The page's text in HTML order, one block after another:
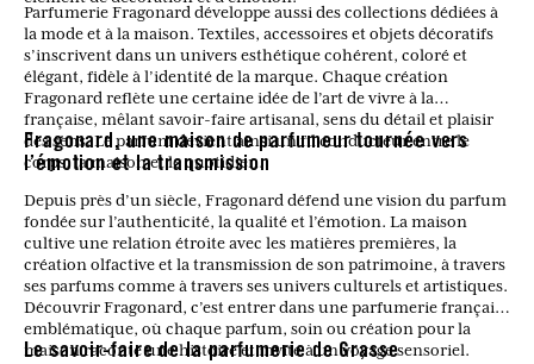
Parfumerie Fragonard développe aussi des collections dédiées à
la mode et à la maison. Textiles, accessoires et objets décoratifs
s’inscrivent dans un univers esthétique cohérent, coloré et
élégant, fidèle à l’identité de la marque. Chaque création
Fragonard reflète une certaine idée de l’art de vivre à la
française, mêlant savoir-faire artisanal, sens du détail et plaisir
des sens. Le parfum devient ainsi un fil conducteur entre le
corps, la maison et le quotidien.
Fragonard, une maison de parfumeur tournée vers
l’émotion et la transmission
Depuis près d’un siècle, Fragonard défend une vision du parfum
fondée sur l’authenticité, la qualité et l’émotion. La maison
cultive une relation étroite avec les matières premières, la
création olfactive et la transmission de son patrimoine, à travers
ses parfums comme à travers ses univers culturels et artistiques.
Découvrir Fragonard, c’est entrer dans une parfumerie française
emblématique, où chaque parfum, soin ou création pour la
maison raconte une histoire et invite à un voyage sensoriel.
Le savoir-faire de la parfumerie de Grasse